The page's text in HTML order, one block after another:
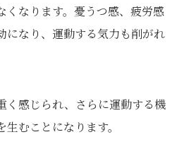
くなります。憂うつ感、疲労感
になり、運動する気力も削がれ
く感じられ、さらに運動する機
むことになります。